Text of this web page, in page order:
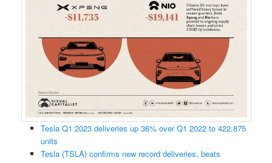
Tesla Q1 2023 deliveries up 36% over Q1 2022 to 422,875
units
Tesla (TSLA) confirms new record deliveries, beats